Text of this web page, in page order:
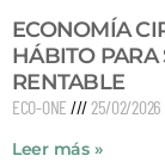
ECONOMÍA
HÁBITO PARA
RENTABLE
ECO-ONE 25/02/2026
Leer más »